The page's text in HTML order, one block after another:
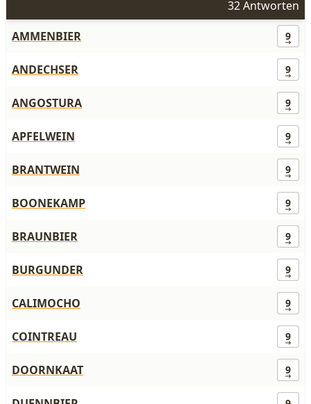
32 Antworten
AMMENBIER
9
ANDECHSER 9
ANGOSTURA 9
APFELWEIN 9
BRANTWEIN 9
BOONEKAMP 9
BRAUNBIER 9
BURGUNDER 9
CALIMOCHO 9
COINTREAU 9
DOORNKAAT 9